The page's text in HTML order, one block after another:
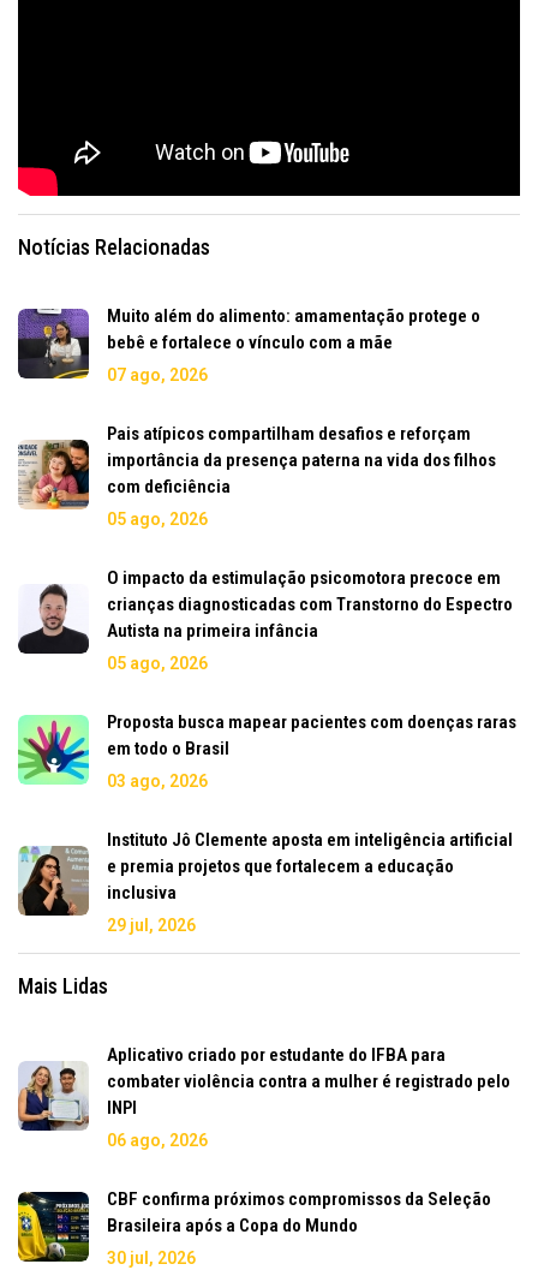
Notícias Relacionadas
Muito além do alimento: amamentação protege o
bebê e fortalece o vínculo com a mãe
07 ago, 2026
Pais atípicos compartilham desafios e reforçam
importância da presença paterna na vida dos filhos
com deficiência
05 ago, 2026
O impacto da estimulação psicomotora precoce em
crianças diagnosticadas com Transtorno do Espectro
Autista na primeira infância
05 ago, 2026
Proposta busca mapear pacientes com doenças raras
em todo o Brasil
03 ago, 2026
Instituto Jô Clemente aposta em inteligência artificial
e premia projetos que fortalecem a educação
inclusiva
29 jul, 2026
Mais Lidas
Aplicativo criado por estudante do IFBA para
combater violência contra a mulher é registrado pelo
INPI
06 ago, 2026
CBF confirma próximos compromissos da Seleção
Brasileira após a Copa do Mundo
30 jul, 2026